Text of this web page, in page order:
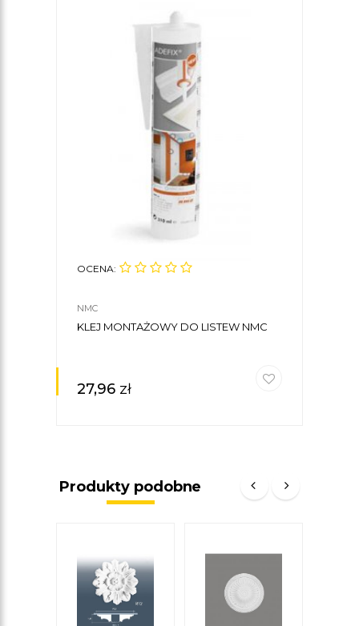
OCENA:
NMC
KLEJ MONTAŻOWY DO LISTEW NMC
27,96 zł
Produkty podobne